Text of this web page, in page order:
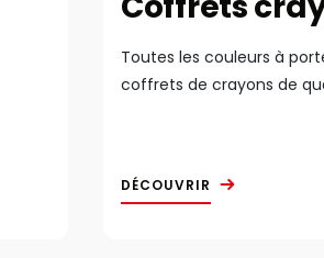
Toutes les couleurs à
coffrets de crayons de
DÉCOUVRIR